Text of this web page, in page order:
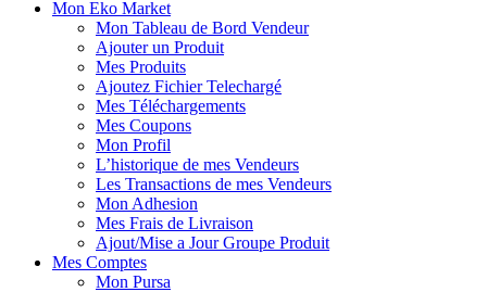
Mon Eko Market
Mon Tableau de Bord Vendeur
Ajouter un Produit
Mes Produits
Ajoutez Fichier Telechargé
Mes Téléchargements
Mes Coupons
Mon Profil
L’historique de mes Vendeurs
Les Transactions de mes Vendeurs
Mon Adhesion
Mes Frais de Livraison
Ajout/Mise a Jour Groupe Produit
Mes Comptes
Mon Pursa